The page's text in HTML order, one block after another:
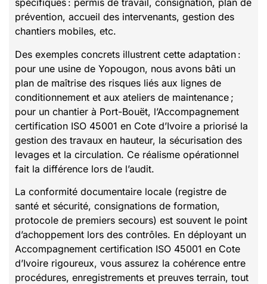
spécifiques : permis de travail, consignation, plan de
prévention, accueil des intervenants, gestion des
chantiers mobiles, etc.
Des exemples concrets illustrent cette adaptation :
pour une usine de Yopougon, nous avons bâti un
plan de maîtrise des risques liés aux lignes de
conditionnement et aux ateliers de maintenance ;
pour un chantier à Port-Bouët, l’Accompagnement
certification ISO 45001 en Cote d’Ivoire a priorisé la
gestion des travaux en hauteur, la sécurisation des
levages et la circulation. Ce réalisme opérationnel
fait la différence lors de l’audit.
La conformité documentaire locale (registre de
santé et sécurité, consignations de formation,
protocole de premiers secours) est souvent le point
d’achoppement lors des contrôles. En déployant un
Accompagnement certification ISO 45001 en Cote
d’Ivoire rigoureux, vous assurez la cohérence entre
procédures, enregistrements et preuves terrain, tout